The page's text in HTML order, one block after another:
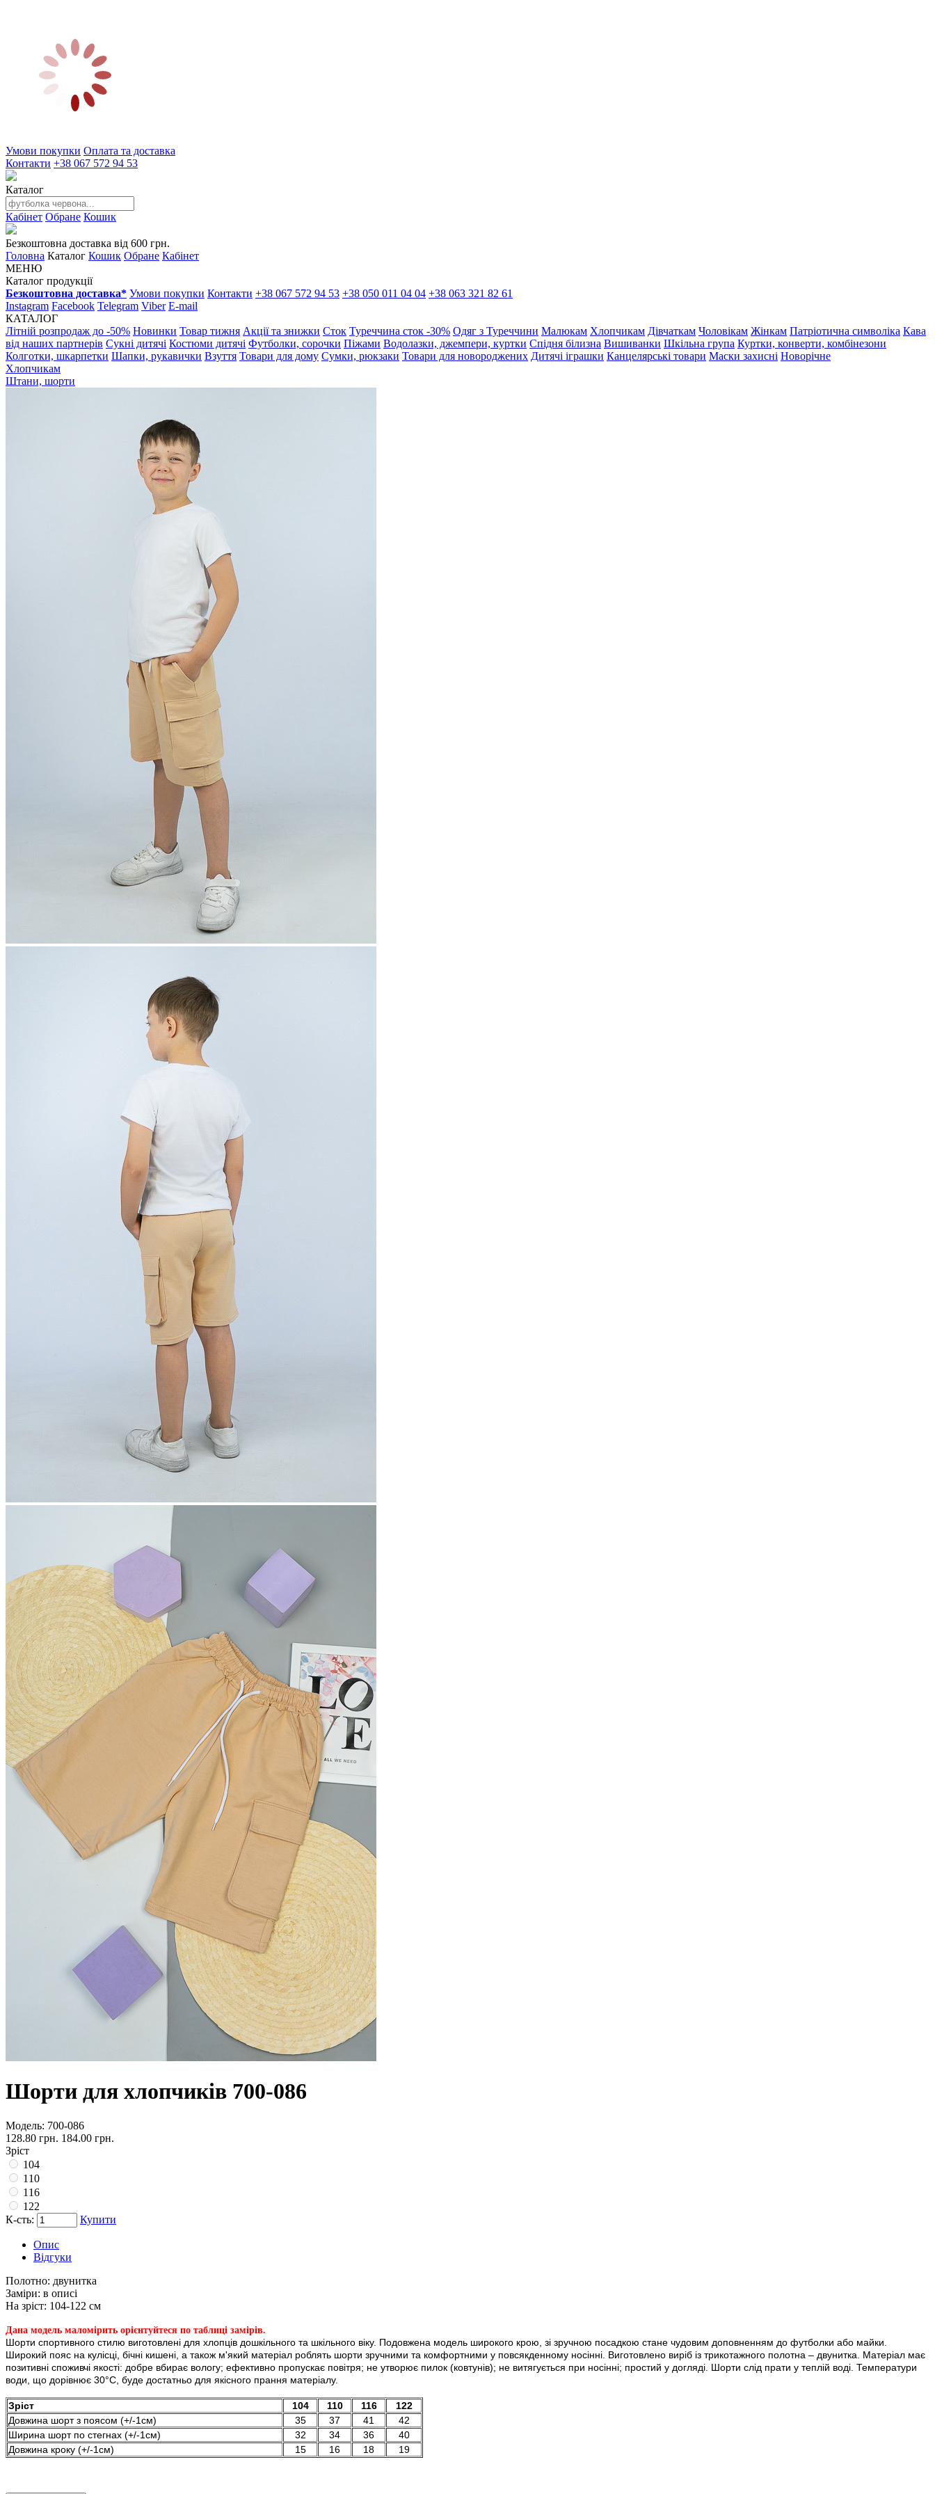
Умови покупки Оплата та доставка
Контакти +38 067 572 94 53
Каталог
Кабінет Обране Кошик
Безкоштовна доставка від 600 грн.
Головна Каталог Кошик Обране Кабінет
МЕНЮ
Каталог продукції
Безкоштовна доставка* Умови покупки Контакти +38 067 572 94 53 +38 050 011 04 04 +38 063 321 82 61
Instagram Facebook Telegram Viber E-mail
КАТАЛОГ
Літній розпродаж до -50% Новинки Товар тижня Акції та знижки Сток Туреччина сток -30% Одяг з Туреччини Малюкам Хлопчикам Дівчаткам Чоловікам Жінкам Патріотична символіка Кава
від наших партнерів Сукні дитячі Костюми дитячі Футболки, сорочки Піжами Водолазки, джемпери, куртки Спідня білизна Вишиванки Шкільна група Куртки, конверти, комбінезони
Колготки, шкарпетки Шапки, рукавички Взуття Товари для дому Сумки, рюкзаки Товари для новороджених Дитячі іграшки Канцелярські товари Маски захисні Новорічне
Хлопчикам
Штани, шорти
Шорти для хлопчиків 700-086
Модель: 700-086
128.80 грн. 184.00 грн.
Зріст
104
110
116
122
К-сть:
Купити
Опис
Відгуки
Полотно: двунитка
Заміри: в описі
На зріст: 104-122 см
Дана модель маломірить орієнтуйтеся по таблиці замірів.
Шорти спортивного стилю виготовлені для хлопців дошкільного та шкільного віку. Подовжена модель широкого крою, зі зручною посадкою стане чудовим доповненням до футболки або майки.
Широкий пояс на кулісці, бічні кишені, а також м'який матеріал роблять шорти зручними та комфортними у повсякденному носінні. Виготовлено виріб із трикотажного полотна – двунитка. Матеріал має
позитивні споживчі якості: добре вбирає вологу; ефективно пропускає повітря; не утворює пилок (ковтунів); не витягується при носінні; простий у догляді. Шорти слід прати у теплій воді. Температури
води, що дорівнює 30°C, буде достатньо для якісного прання матеріалу.
Зріст 104 110 116
122
Довжина шорт з поясом (+/-1см)
35 37 41
42
Ширина шорт по стегнах (+/-1см)
32 34 36
40
Довжина кроку (+/-1см)
15 16 18 19